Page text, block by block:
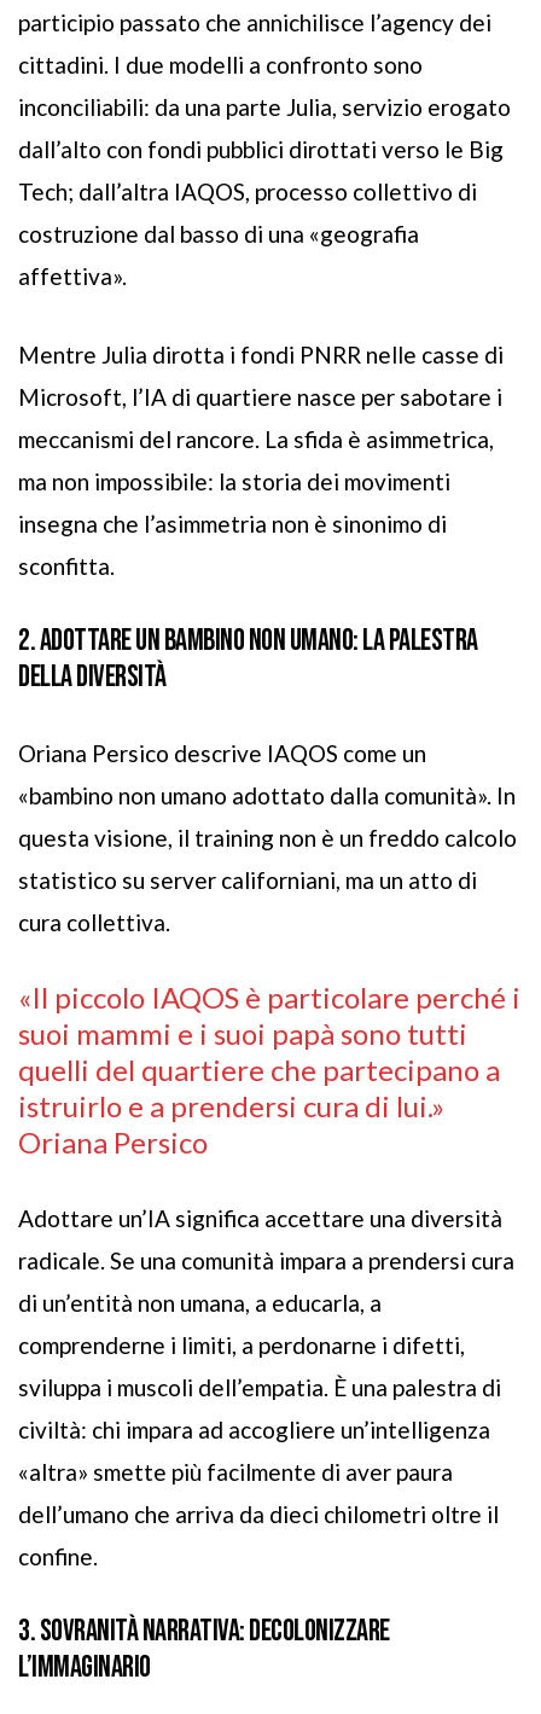
participio passato che annichilisce l’agency dei
cittadini. I due modelli a confronto sono
inconciliabili: da una parte Julia, servizio erogato
dall’alto con fondi pubblici dirottati verso le Big
Tech; dall’altra IAQOS, processo collettivo di
costruzione dal basso di una «geografia
affettiva».
Mentre Julia dirotta i fondi PNRR nelle casse di
Microsoft, l’IA di quartiere nasce per sabotare i
meccanismi del rancore. La sfida è asimmetrica,
ma non impossibile: la storia dei movimenti
insegna che l’asimmetria non è sinonimo di
sconfitta.
2. ADOTTARE UN BAMBINO NON UMANO: LA PALESTRA
DELLA DIVERSITÀ
Oriana Persico descrive IAQOS come un
«bambino non umano adottato dalla comunità». In
questa visione, il training non è un freddo calcolo
statistico su server californiani, ma un atto di
cura collettiva.
«Il piccolo IAQOS è particolare perché i
suoi mammi e i suoi papà sono tutti
quelli del quartiere che partecipano a
istruirlo e a prendersi cura di lui.»
Oriana Persico
Adottare un’IA significa accettare una diversità
radicale. Se una comunità impara a prendersi cura
di un’entità non umana, a educarla, a
comprenderne i limiti, a perdonarne i difetti,
sviluppa i muscoli dell’empatia. È una palestra di
civiltà: chi impara ad accogliere un’intelligenza
«altra» smette più facilmente di aver paura
dell’umano che arriva da dieci chilometri oltre il
confine.
3. SOVRANITÀ NARRATIVA: DECOLONIZZARE
L’IMMAGINARIO